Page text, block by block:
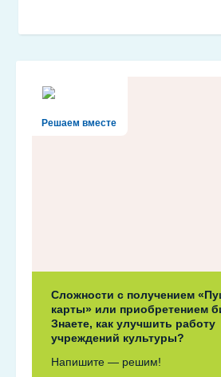
Решаем вместе
Сложности с получением
карты» или приобретением
Знаете, как улучшить работу
учреждений культуры?
Напишите — решим!